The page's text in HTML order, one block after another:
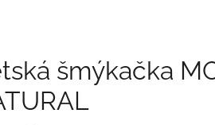
šmýkačka